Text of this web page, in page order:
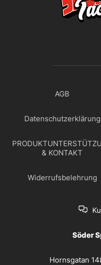
AGB
Datenschutzerklärung
& KONTAKT
Widerrufsbelehrung
Söder
Hornsgatan